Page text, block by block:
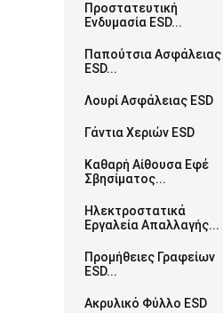
Προστατευτική
Ενδυμασία ESD...
Παπούτσια Ασφάλειας
ESD...
Λουρί Ασφάλειας ESD
Γάντια Χεριών ESD
Καθαρή Αίθουσα Εφέ
Σβησίματος...
Ηλεκτροστατικά
Εργαλεία Απαλλαγής...
Προμήθειες Γραφείων
ESD...
Ακρυλικό Φύλλο ESD